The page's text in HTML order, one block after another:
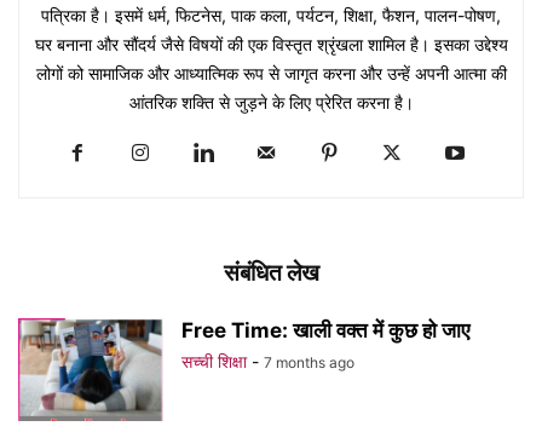
पत्रिका है। इसमें धर्म, फिटनेस, पाक कला, पर्यटन, शिक्षा, फैशन, पालन-पोषण,
घर बनाना और सौंदर्य जैसे विषयों की एक विस्तृत श्रृंखला शामिल है। इसका उद्देश्य
लोगों को सामाजिक और आध्यात्मिक रूप से जागृत करना और उन्हें अपनी आत्मा की
आंतरिक शक्ति से जुड़ने के लिए प्रेरित करना है।
संबंधित लेख
Free Time: खाली वक्त में कुछ हो जाए
सच्ची शिक्षा - 7 months ago